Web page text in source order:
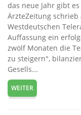
das neue Jahr gibt
ÄrzteZeitung schrieb
Westdeutschen
Auffassung ein
zwölf Monaten die
zu steigern",
Gesells...
WEITER